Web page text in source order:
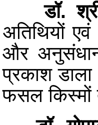
डॉ.
अतिथियों
और
प्रकाश
फसल किस्मों